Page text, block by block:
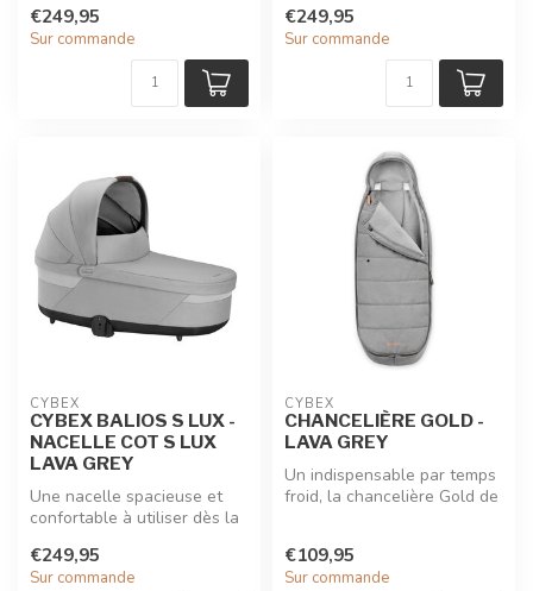
€249,95
Sur commande
€249,95
Sur commande
CYBEX
CYBEX BALIOS S LUX -
NACELLE COT S LUX
LAVA GREY
Une nacelle spacieuse et
confortable à utiliser dès la
€249,95
Sur commande
CYBEX
CHANCELIÈRE GOLD -
LAVA GREY
Un indispensable par temps
froid, la chancelière Gold de
€109,95
Sur commande